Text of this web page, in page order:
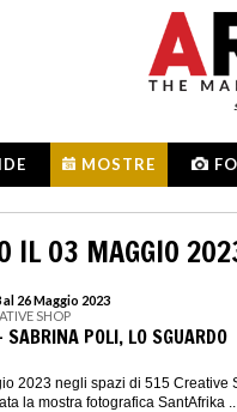
MOSTRE
IL 03 MAGGIO
26 Maggio 2023
SHOP
POLI, LO SGUARDO
2023 negli spazi di 515 Creative
la mostra fotografica SantAfrika